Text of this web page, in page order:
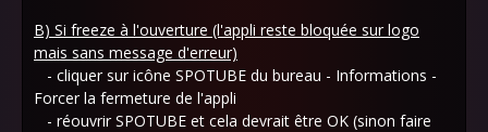
B) Si freeze à l'ouverture (l'appli reste bloquée sur logo
mais sans message d'erreur)
- cliquer sur icône SPOTUBE du bureau - Informations -
Forcer la fermeture de l'appli
- réouvrir SPOTUBE et cela devrait être OK (sinon faire